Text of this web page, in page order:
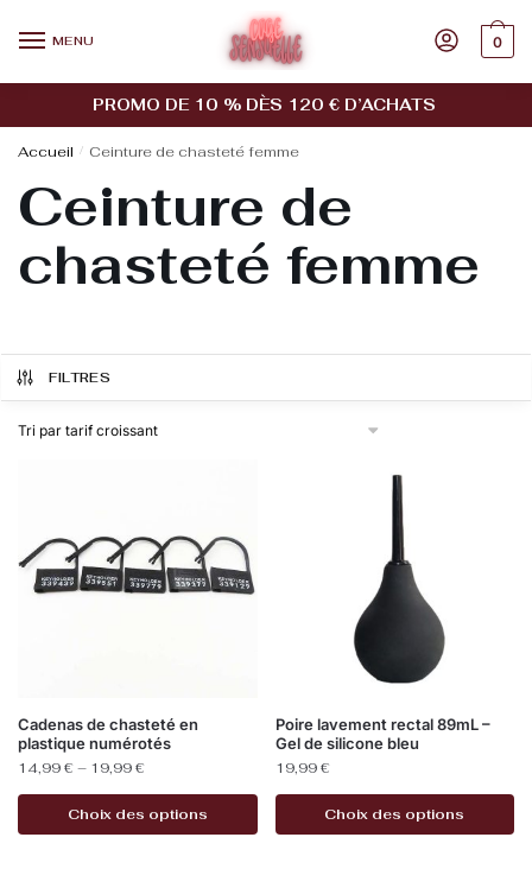
MENU 0
PROMO DE 10 % DÈS 120 € D’ACHATS
Accueil / Ceinture de chasteté femme
Ceinture de
chasteté femme
FILTRES
Cadenas de chasteté en
plastique numérotés
14,99€– 19,99€
Choix des options
Poire lavement rectal 89mL –
Gel de silicone bleu
19,99€
Choix des options